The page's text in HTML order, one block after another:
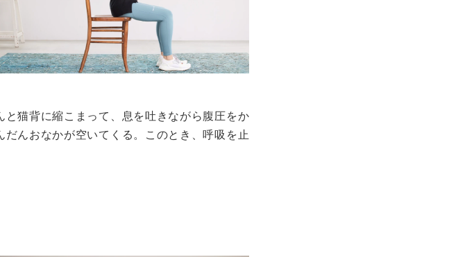
猫背に縮こまって、息を吐きながら腹圧をか
んおなかが空いてくる。このとき、呼吸を止